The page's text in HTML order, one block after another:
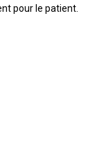
pour le patient.